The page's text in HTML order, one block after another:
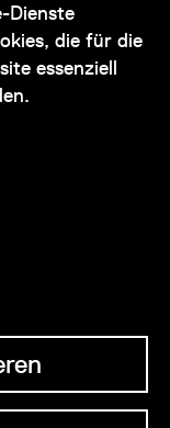
Dienste
die für die
essenziell